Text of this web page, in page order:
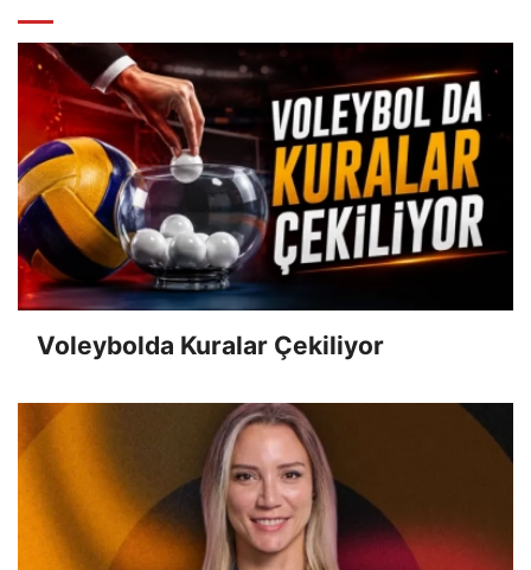
Voleybolda Kuralar Çekiliyor